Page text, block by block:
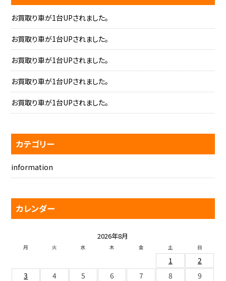
お買取り車が1台UPされました。
お買取り車が1台UPされました。
お買取り車が1台UPされました。
お買取り車が1台UPされました。
お買取り車が1台UPされました。
カテゴリー
information
カレンダー
2026年8月
月 火 水 木 金 土 日
1
2
3
4 5 6 7 8
9